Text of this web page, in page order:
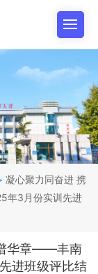
凝心聚力同奋进 携
年3月份实训先进
华章——丰南
进班级评比结